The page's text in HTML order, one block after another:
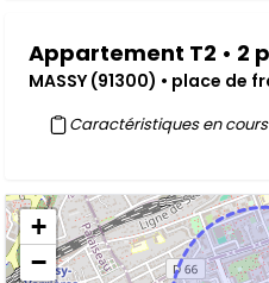
Appartement T2 • 2
MASSY (91300) • place de
Caractéristiques en
+
−